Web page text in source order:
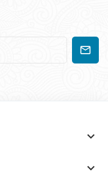

